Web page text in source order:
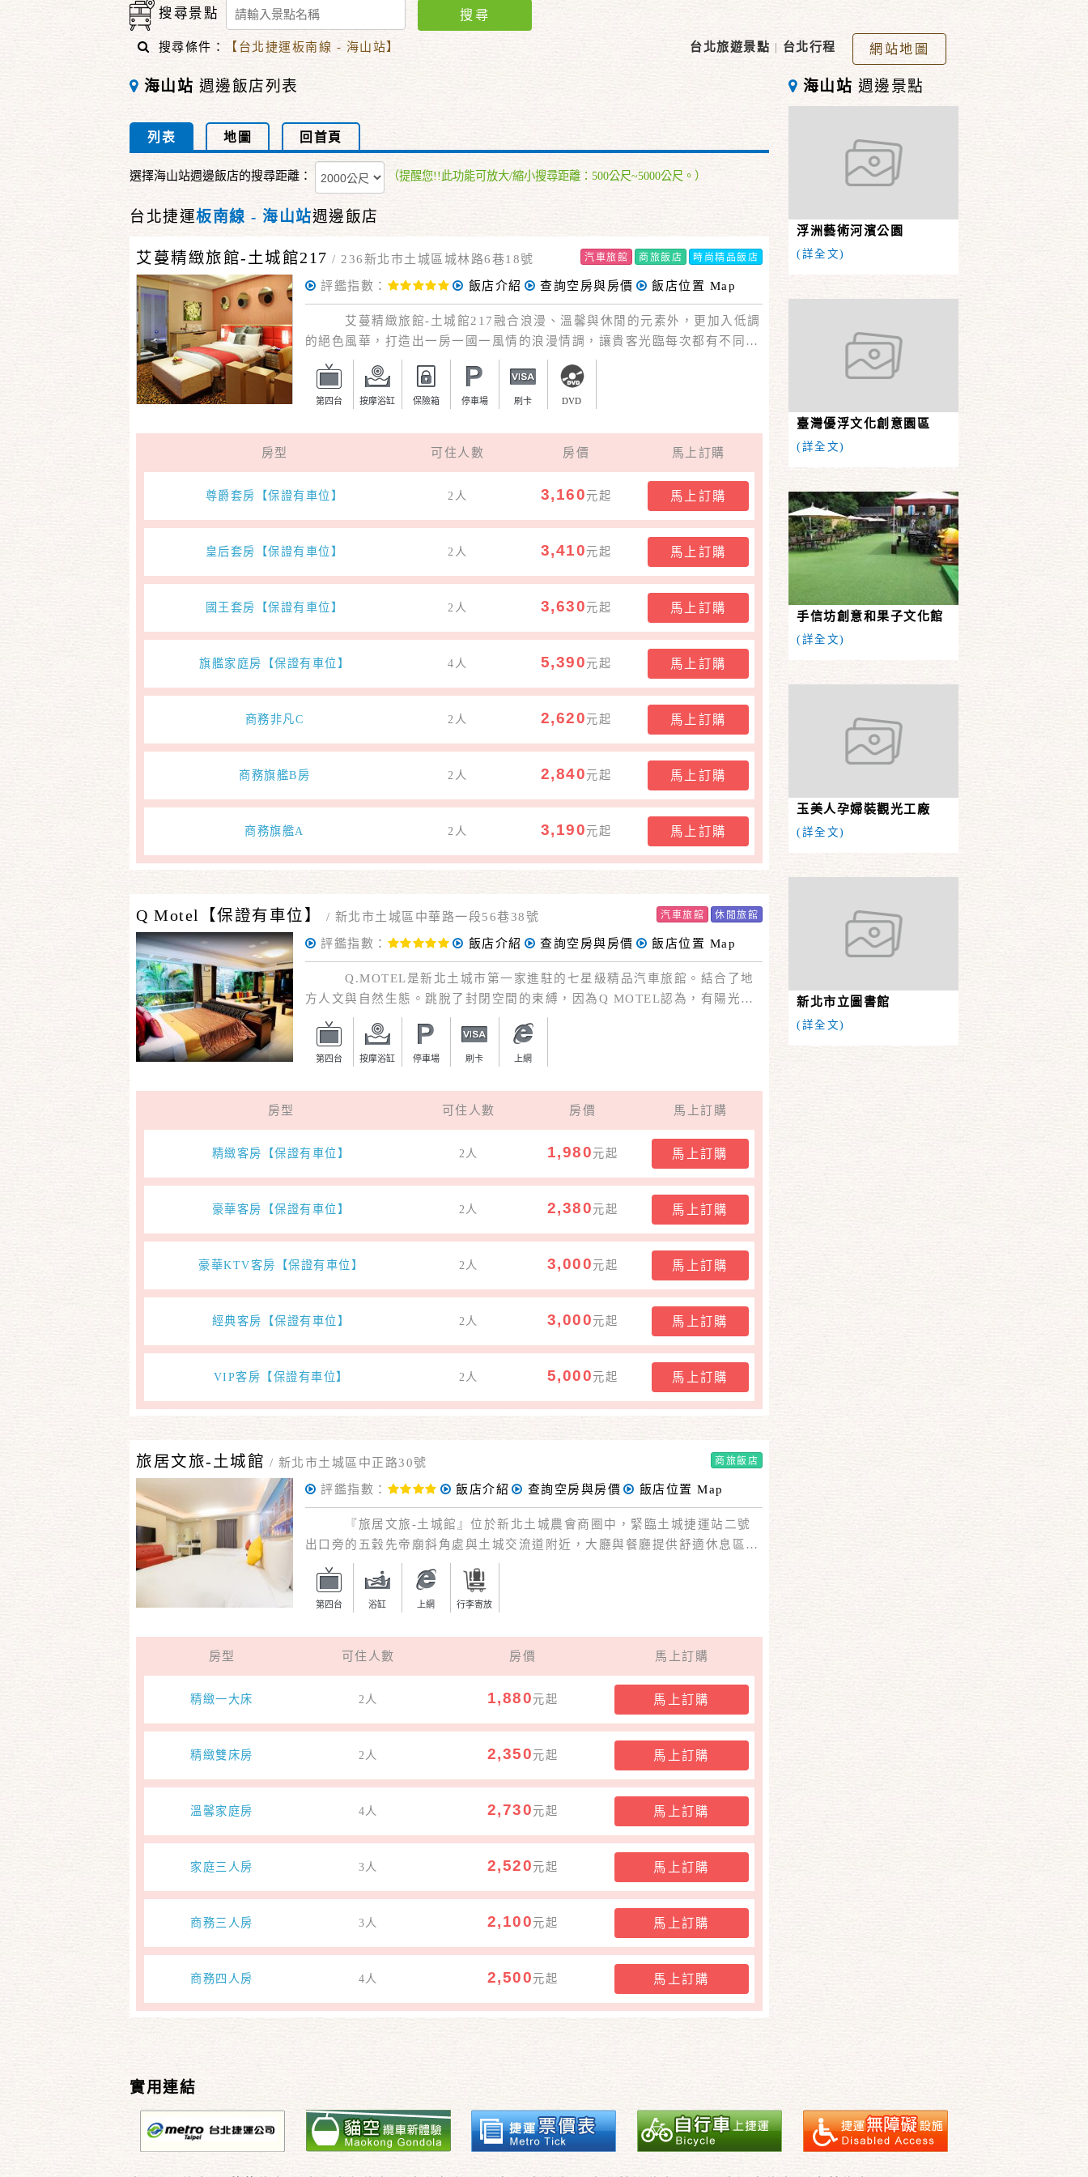
搜尋景點 搜尋
台北旅遊景點 | 台北行程 網站地圖
搜尋條件： 【台北捷運板南線 - 海山站】
海山站 週邊飯店列表
列表 地圖 回首頁
選擇海山站週邊飯店的搜尋距離： （提醒您!!此功能可放大/縮小搜尋距離：500公尺~5000公尺。）
台北捷運板南線 - 海山站週邊飯店
時尚精品飯店
商旅飯店
汽車旅館
艾蔓精緻旅館-土城館217 / 236新北市土城區城林路6巷18號
評鑑指數： 飯店介紹 查詢空房與房價 飯店位置 Map
艾蔓精緻旅館-土城館217融合浪漫、溫馨與休閒的元素外，更加入低調
的絕色風華，打造出一房一國一風情的浪漫情調，讓貴客光臨每次都有不同的
體驗和驚喜，真正享受放縱的新奢華空間。
第四台 按摩浴缸 保險箱 停車場 刷卡 DVD
房型 可住人數 房價 馬上訂購
尊爵套房【保證有車位】 2人 3,160元起 馬上訂購
皇后套房【保證有車位】 2人 3,410元起 馬上訂購
國王套房【保證有車位】 2人 3,630元起 馬上訂購
旗艦家庭房【保證有車位】 4人 5,390元起 馬上訂購
商務非凡C 2人 2,620元起 馬上訂購
商務旗艦B房 2人 2,840元起 馬上訂購
商務旗艦A 2人 3,190元起 馬上訂購
休閒旅館
汽車旅館
Q Motel【保證有車位】 / 新北市土城區中華路一段56巷38號
評鑑指數： 飯店介紹 查詢空房與房價 飯店位置 Map
Q.MOTEL是新北土城市第一家進駐的七星級精品汽車旅館。結合了地
方人文與自然生態。跳脫了封閉空間的束縛，因為Q MOTEL認為，有陽光、
自然空氣，才能真正享受放鬆、浪漫的兩人世界，自然就會高潮迭起。
第四台 按摩浴缸 停車場 刷卡 上網
房型 可住人數 房價 馬上訂購
精緻客房【保證有車位】 2人 1,980元起 馬上訂購
豪華客房【保證有車位】 2人 2,380元起 馬上訂購
豪華KTV客房【保證有車位】 2人 3,000元起 馬上訂購
經典客房【保證有車位】 2人 3,000元起 馬上訂購
VIP客房【保證有車位】 2人 5,000元起 馬上訂購
商旅飯店
旅居文旅-土城館 / 新北市土城區中正路30號
評鑑指數： 飯店介紹 查詢空房與房價 飯店位置 Map
『旅居文旅-土城館』位於新北土城農會商圈中，緊臨土城捷運站二號
出口旁的五穀先帝廟斜角處與土城交流道附近，大廳與餐廳提供舒適休息區，
上網服務、叫車服務，方便旅客資訊查詢。
第四台 浴缸 上網 行李寄放
房型 可住人數 房價 馬上訂購
精緻一大床 2人 1,880元起 馬上訂購
精緻雙床房 2人 2,350元起 馬上訂購
溫馨家庭房 4人 2,730元起 馬上訂購
家庭三人房 3人 2,520元起 馬上訂購
商務三人房 3人 2,100元起 馬上訂購
商務四人房 4人 2,500元起 馬上訂購
海山站 週邊景點
浮洲藝術河濱公園
(詳全文)
臺灣優浮文化創意園區
(詳全文)
手信坊創意和果子文化館
(詳全文)
玉美人孕婦裝觀光工廠
(詳全文)
新北市立圖書館
(詳全文)
實用連結